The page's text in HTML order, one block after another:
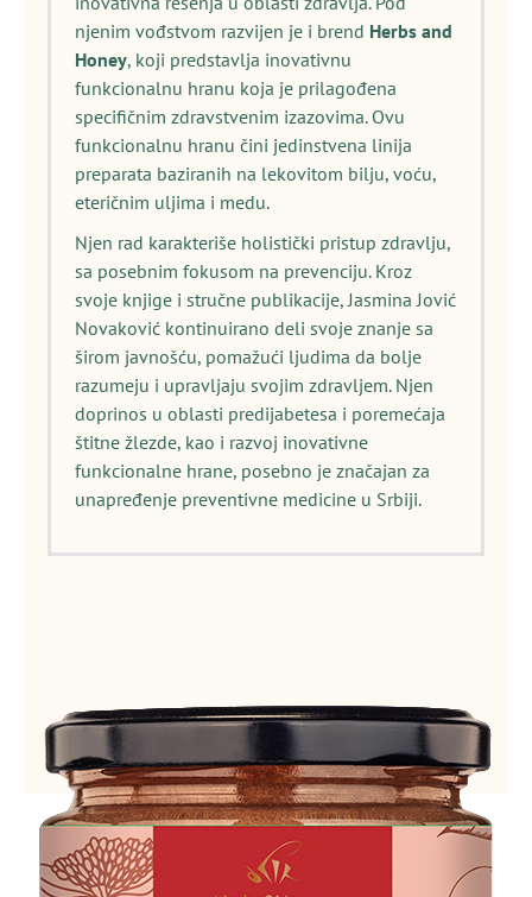
njenim vođstvom razvijen je i brend Herbs and
Honey, koji predstavlja inovativnu
funkcionalnu hranu koja je prilagođena
specifičnim zdravstvenim izazovima. Ovu
funkcionalnu hranu čini jedinstvena linija
preparata baziranih na lekovitom bilju, voću,
eteričnim uljima i medu.
Njen rad karakteriše holistički pristup zdravlju,
sa posebnim fokusom na prevenciju. Kroz
svoje knjige i stručne publikacije, Jasmina Jović
Novaković kontinuirano deli svoje znanje sa
širom javnošću, pomažući ljudima da bolje
razumeju i upravljaju svojim zdravljem. Njen
doprinos u oblasti predijabetesa i poremećaja
štitne žlezde, kao i razvoj inovativne
funkcionalne hrane, posebno je značajan za
unapređenje preventivne medicine u Srbiji.